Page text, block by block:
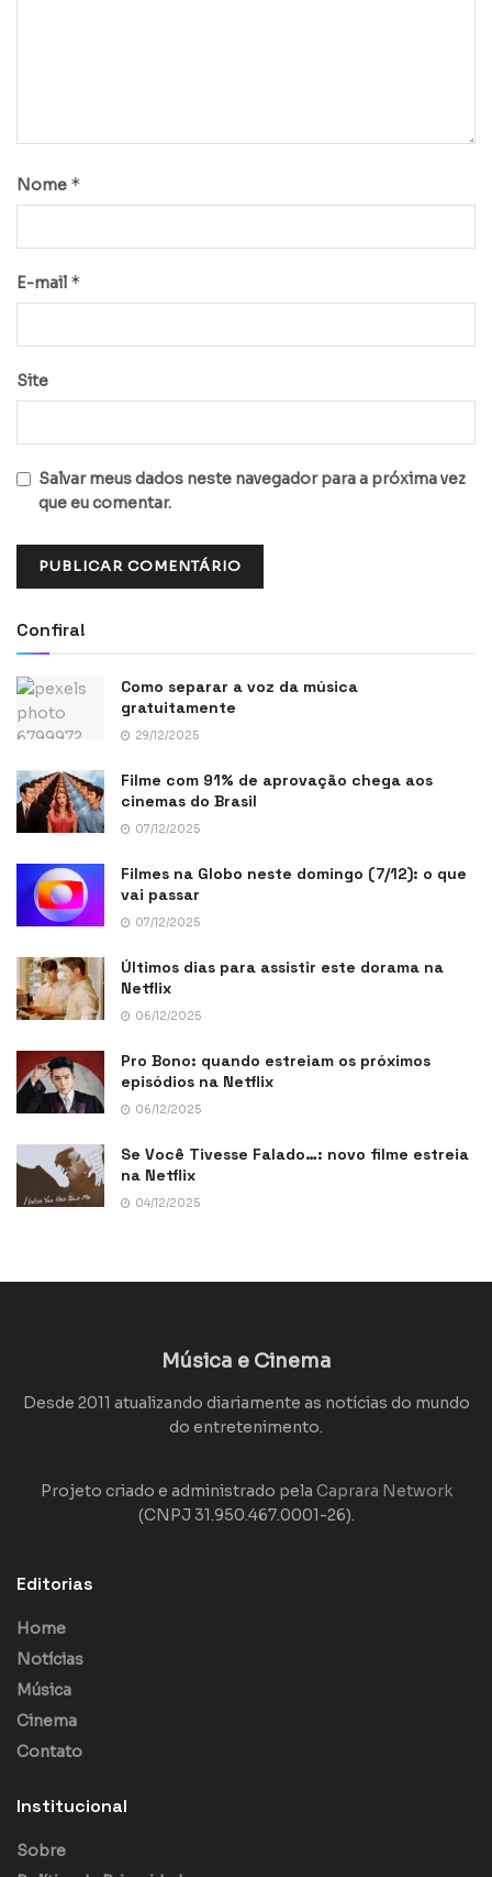
Nome *
E-mail *
Site
Salvar meus dados neste navegador para a próxima vez
que eu comentar.
Confira!
Como separar a voz da música
gratuitamente
29/12/2025
Filme com 91% de aprovação chega aos
cinemas do Brasil
07/12/2025
Filmes na Globo neste domingo (7/12): o que
vai passar
07/12/2025
Últimos dias para assistir este dorama na
Netflix
06/12/2025
Pro Bono: quando estreiam os próximos
episódios na Netflix
06/12/2025
Se Você Tivesse Falado…: novo filme estreia
na Netflix
04/12/2025
Música e Cinema
Desde 2011 atualizando diariamente as notícias do mundo
do entretenimento.
Projeto criado e administrado pela Caprara Network
(CNPJ 31.950.467.0001-26).
Editorias
Home
Notícias
Música
Cinema
Contato
Institucional
Sobre